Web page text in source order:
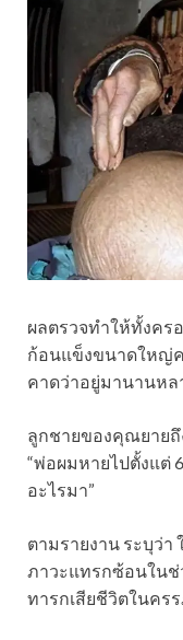
ผลตรวจทำให้ทั้งคร
ก้อนแข็งขนาดใหญ่ค
คาดว่าอยู่มานานหล
ลูกชายของคุณยาย
“พ่อผมหายไปตั้งแต่
อะไรมา”
ตามรายงาน ระบุว่า
ภาวะแทรกซ้อนในช่
ทารกเสียชีวิตในคร